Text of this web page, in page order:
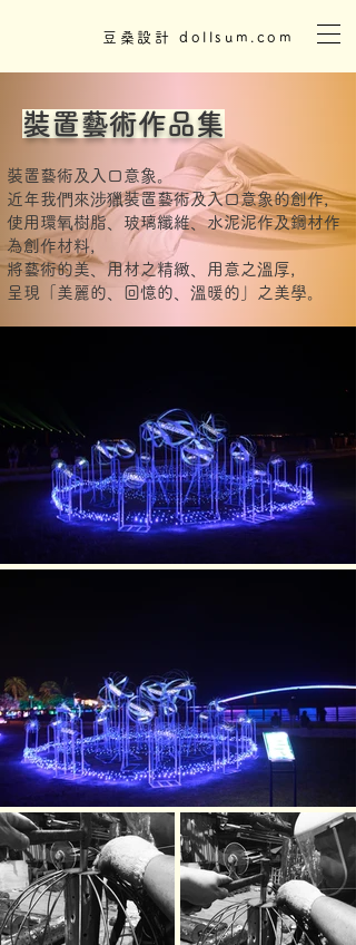
豆桑設計 dollsum.com
裝置藝術作品集
​裝置藝術及入口意象。
近年我們來涉獵裝置藝術及入口意象的創作，
​使用環氧樹脂、玻璃纖維、水泥泥作及鋼材作
為創作材料，
將藝術的美、用材之精緻、用意之溫厚，
​呈現「美麗的、回憶的、溫暖的」之美學。